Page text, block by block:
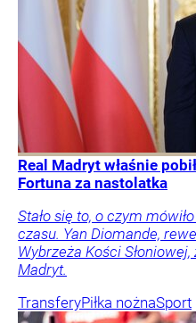
Real Madryt właśnie
Fortuna za nastolatka
Stało się to, o czym
czasu. Yan Diomande,
Wybrzeża Kości Słoniowej,
Madryt.
TransferyPiłka nożnaSport